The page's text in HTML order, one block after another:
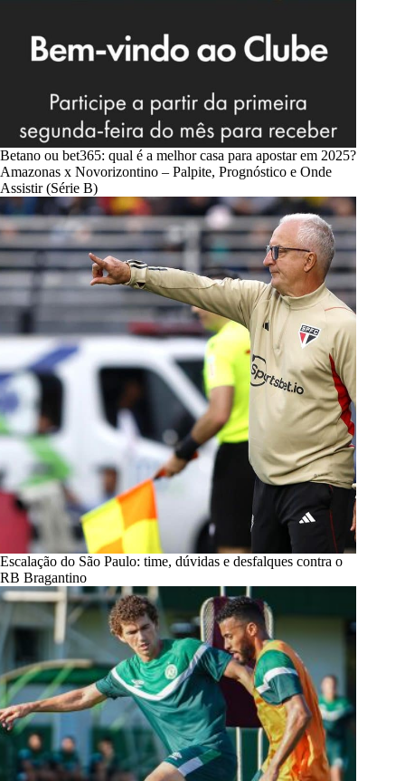
Betano ou bet365: qual é a melhor casa para apostar em 2025?
Amazonas x Novorizontino – Palpite, Prognóstico e Onde
Assistir (Série B)
Escalação do São Paulo: time, dúvidas e desfalques contra o
RB Bragantino